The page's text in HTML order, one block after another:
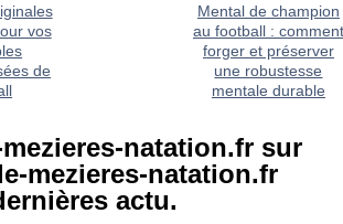
vos
de
Mental de champion
au football : comment
forger et préserver
une robustesse
mentale durable
natation.fr sur
mezieres-natation.fr
actu.